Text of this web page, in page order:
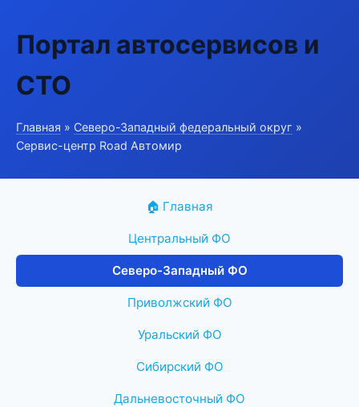
Портал автосервисов и
СТО
Главная » Северо-Западный федеральный округ »
Сервис-центр Road Автомир
🏠 Главная
Центральный ФО
Северо-Западный ФО
Приволжский ФО
Уральский ФО
Сибирский ФО
Дальневосточный ФО